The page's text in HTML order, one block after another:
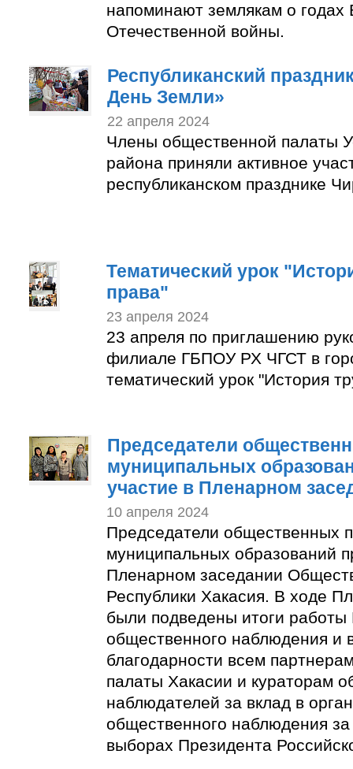
напоминают землякам о годах
Отечественной войны.
Республиканский
День Земли»
22 апреля 2024
Члены общественной палаты
района приняли активное
республиканском празднике
Тематический урок
права"
23 апреля 2024
23 апреля по приглашению
филиале ГБПОУ РХ ЧГСТ в
тематический урок "История
Председатели
муниципальных
участие в Пленарном
10 апреля 2024
Председатели общественных
муниципальных образований
Пленарном заседании
Республики Хакасия. В ходе
были подведены итоги работы
общественного наблюдения и
благодарности всем
палаты Хакасии и кураторам
наблюдателей за вклад в
общественного наблюдения
выборах Президента